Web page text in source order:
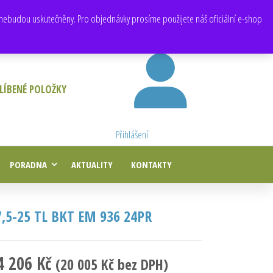
uskutečněny. Pro objednávky prosíme použijete náš oficiální e-shop
POLOŽKY
Přihlášení
PORADNA AKTUALITY KONTAKTY
25 TL BKT EM 936 24PR
206 Kč (20 005 Kčbez DPH)